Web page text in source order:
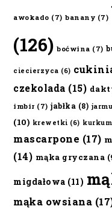
awokado (7) banany (7)
(126) boćwina (7)
ciecierzyca (6)
czekolada (15)
imbir (7) jabłka (8)
(10) krewetki (6)
mascarpone (17)
(14) mąka gryczana
migdałowa (11)
mąka owsiana